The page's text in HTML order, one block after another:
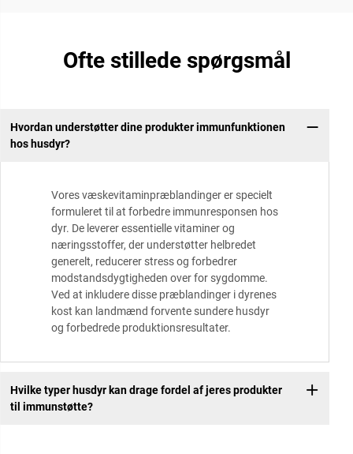
Ofte stillede spørgsmål
Hvordan understøtter dine produkter immunfunktionen
hos husdyr?
Vores væskevitaminpræblandinger er specielt
formuleret til at forbedre immunresponsen hos
dyr. De leverer essentielle vitaminer og
næringsstoffer, der understøtter helbredet
generelt, reducerer stress og forbedrer
modstandsdygtigheden over for sygdomme.
Ved at inkludere disse præblandinger i dyrenes
kost kan landmænd forvente sundere husdyr
og forbedrede produktionsresultater.
Hvilke typer husdyr kan drage fordel af jeres produkter
til immunstøtte?